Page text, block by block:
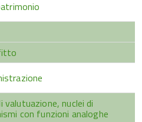
valutuazione, nuclei di
con funzioni analoghe